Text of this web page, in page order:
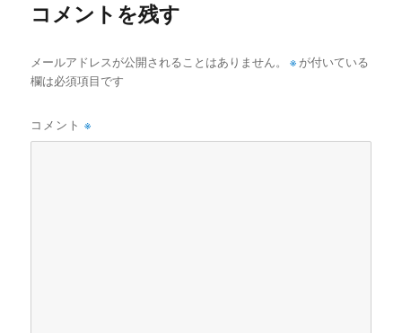
コメントを残す
メールアドレスが公開されることはありません。 ※ が付いている
欄は必須項目です
コメント※